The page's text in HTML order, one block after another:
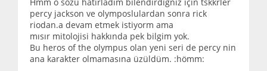
percy jackson ve olymposlulardan sonra rick
riodan.a devam etmek istiyorm ama
mısır mitolojisi hakkında pek bilgim yok.
Bu heros of the olympus olan yeni seri de percy nin
ana karakter olmamasına üzüldüm. :hömm: